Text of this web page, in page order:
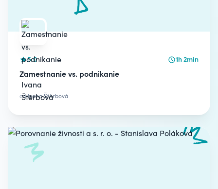
5.0 1h 2min
Zamestnanie vs. podnikanie
odIvana Štěrbová